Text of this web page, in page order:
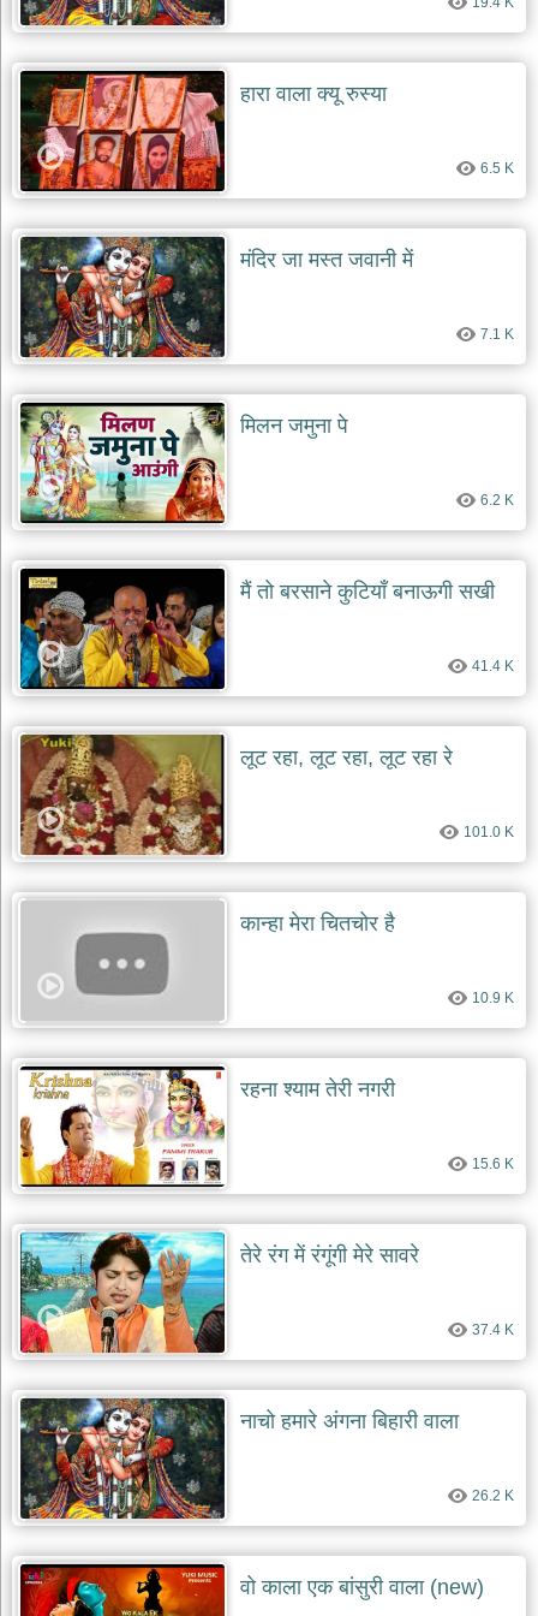
हारा वाला क्यू रुस्या
6.5 K
मंदिर जा मस्त जवानी में
7.1 K
मिलन जमुना पे
6.2 K
मैं तो बरसाने कुटियाँ बनाऊगी सखी
41.4 K
लूट रहा, लूट रहा, लूट रहा रे
101.0 K
कान्हा मेरा चितचोर है
10.9 K
रहना श्याम तेरी नगरी
15.6 K
तेरे रंग में रंगूंगी मेरे सावरे
37.4 K
नाचो हमारे अंगना बिहारी वाला
26.2 K
वो काला एक बांसुरी वाला (new)